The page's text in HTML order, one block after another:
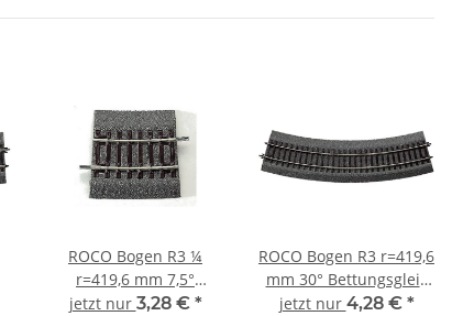
ROCO Bogen R3 ¼
r=419,6 mm 7,5°
Bettungsgleis RocoLine
jetzt nur 3,28 € *
ROCO Bogen R3 r=419,6
mm 30° Bettungsgleis
RocoLine 42523 Spur
jetzt nur 4,28 € *